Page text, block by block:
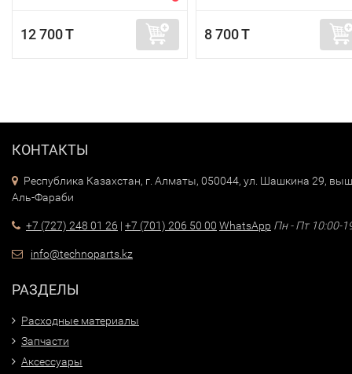
12 700 T 8 700 T
КОНТАКТЫ
Республика Казахстан, г. Алматы, 050044, ул. Шашкина 29,
Аль-Фараби
+7 (727) 248 01 26 | +7 (701) 206 50 00 WhatsApp Пн - Пт 10:00-
info@technoparts.kz
РАЗДЕЛЫ
Расходные материалы
Запчасти
Аксессуары